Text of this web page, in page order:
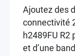
Ajoutez des
connectivité
h2489FU R2
et d’une